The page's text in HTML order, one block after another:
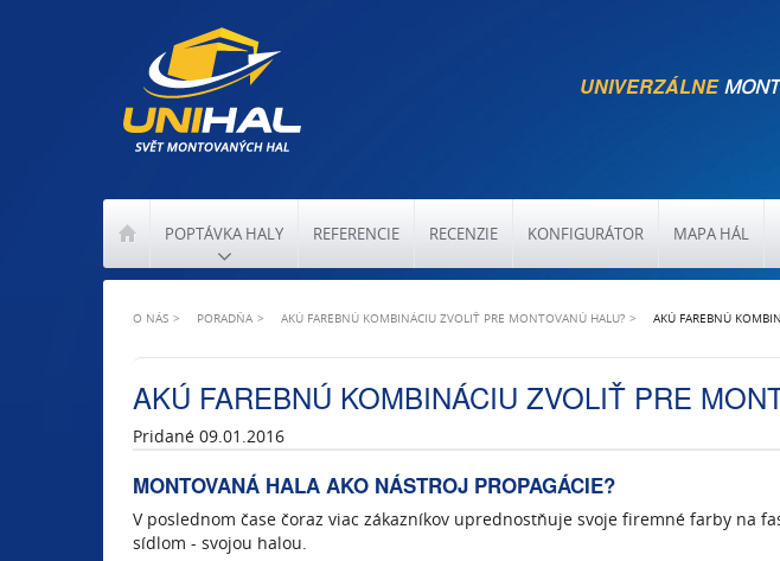
UNIVERZÁLNE
POPTÁVKA HALY REFERENCIE RECENZIE KONFIGURÁTOR MAPA HÁL
O NÁS PORADŇA AKÚ FAREBNÚ KOMBINÁCIU ZVOLIŤ PRE MONTOVANÚ HALU? AKÚ FAREBNÚ
AKÚ FAREBNÚ KOMBINÁCIU ZVOLIŤ PRE
Pridané 09.01.2016
MONTOVANÁ HALA AKO NÁSTROJ PROPAGÁCIE?
V poslednom čase čoraz viac zákazníkov uprednostňuje svoje firemné farby
sídlom - svojou halou.